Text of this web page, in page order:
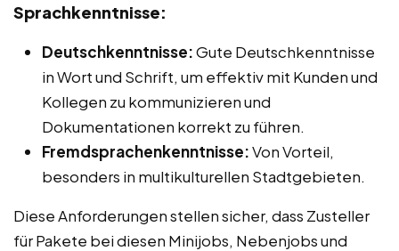
Sprachkenntnisse:
Deutschkenntnisse:Gute Deutschkenntnisse
in Wort und Schrift, um effektiv mit Kunden und
Kollegen zu kommunizieren und
Dokumentationen korrekt zu führen.
Fremdsprachenkenntnisse:Von Vorteil,
besonders in multikulturellen Stadtgebieten.
Diese Anforderungen stellen sicher, dass Zusteller
für Pakete bei diesen Minijobs, Nebenjobs und